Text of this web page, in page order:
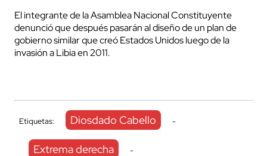
El integrante de la Asamblea Nacional Constituyente
denunció que después pasarán al diseño de un plan de
gobierno similar que creó Estados Unidos luego de la
invasión a Libia en 2011.
Etiquetas: Diosdado Cabello -
Extrema derecha -